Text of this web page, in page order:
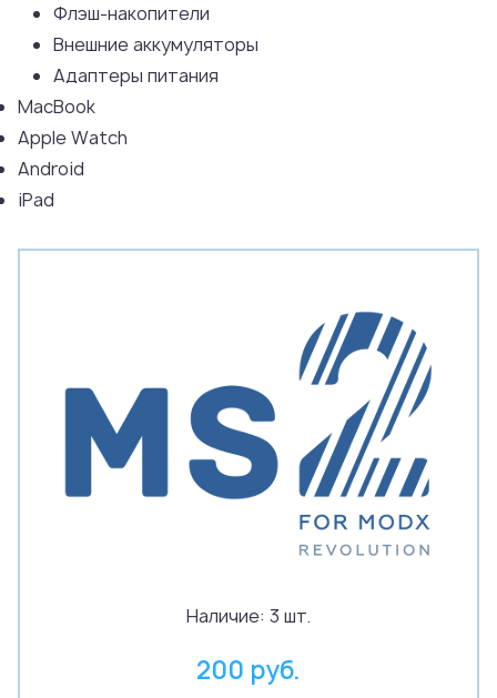
Флэш-накопители
Внешние аккумуляторы
Адаптеры питания
MacBook
Apple Watch
Android
iPad
Наличие: 3 шт.
200 руб.